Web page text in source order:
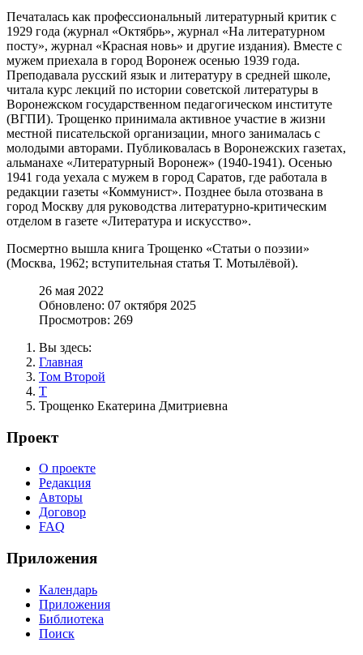
Печаталась как профессиональный литературный критик с
1929 года (журнал «Октябрь», журнал «На литературном
посту», журнал «Красная новь» и другие издания). Вместе с
мужем приехала в город Воронеж осенью 1939 года.
Преподавала русский язык и литературу в средней школе,
читала курс лекций по истории советской литературы в
Воронежском государственном педагогическом институте
(ВГПИ). Трощенко принимала активное участие в жизни
местной писательской организации, много занималась с
молодыми авторами. Публиковалась в Воронежских газетах,
альманахе «Литературный Воронеж» (1940-1941). Осенью
1941 года уехала с мужем в город Саратов, где работала в
редакции газеты «Коммунист». Позднее была отозвана в
город Москву для руководства литературно-критическим
отделом в газете «Литература и искусство».
Посмертно вышла книга Трощенко «Статьи о поэзии»
(Москва, 1962; вступительная статья Т. Мотылёвой).
26 мая 2022
Обновлено: 07 октября 2025
Просмотров: 269
Вы здесь:
Главная
Том Второй
Т
Трощенко Екатерина Дмитриевна
Проект
О проекте
Редакция
Авторы
Договор
FAQ
Приложения
Календарь
Приложения
Библиотека
Поиск